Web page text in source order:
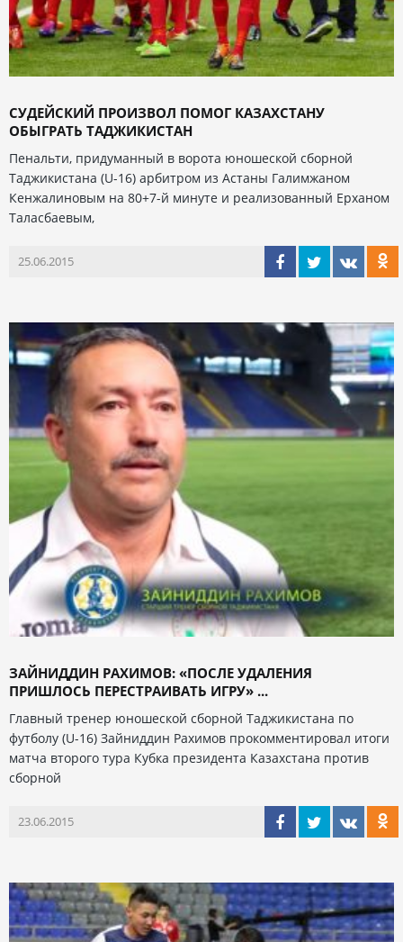
СУДЕЙСКИЙ ПРОИЗВОЛ ПОМОГ КАЗАХСТАНУ
ОБЫГРАТЬ ТАДЖИКИСТАН
Пенальти, придуманный в ворота юношеской сборной
Таджикистана (U-16) арбитром из Астаны Галимжаном
Кенжалиновым на 80+7-й минуте и реализованный Ерханом
Таласбаевым,
25.06.2015
ЗАЙНИДДИН РАХИМОВ: «ПОСЛЕ УДАЛЕНИЯ
ПРИШЛОСЬ ПЕРЕСТРАИВАТЬ ИГРУ» ...
Главный тренер юношеской сборной Таджикистана по
футболу (U-16) Зайниддин Рахимов прокомментировал итоги
матча второго тура Кубка президента Казахстана против
сборной
23.06.2015